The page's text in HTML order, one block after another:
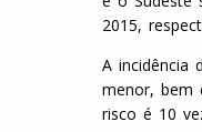
2015,
A incidência
menor, bem
risco é 10